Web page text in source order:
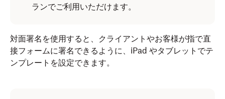
ランでご利用いただけます。
対面署名を使用すると、クライアントやお客様が指で直
接フォームに署名できるように、iPad やタブレットでテ
ンプレートを設定できます。